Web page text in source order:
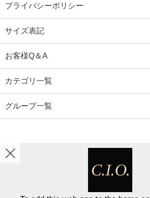
プライバシーポリシー
サイズ表記
お客様Q＆A
カテゴリ一覧
グループ一覧
表示切替 : スマートフォン